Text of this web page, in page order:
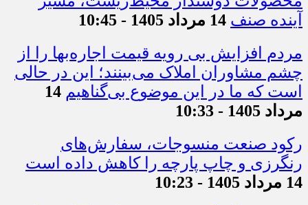
آینده صنف 14 مرداد 1405 - 10:45
مردم افزایش بی رویه قیمت اجاره‌بها را از
چشم مشاوران املاک می‌بینند؛ این در حالی
است که ما در این موضوع بی‌گناهیم 14
مرداد 1405 - 10:33
رکود صنعت منسوجات، سفارش‌های
رنگرزی و چاپ پارچه را کاهش داده است
14 مرداد 1405 - 10:23